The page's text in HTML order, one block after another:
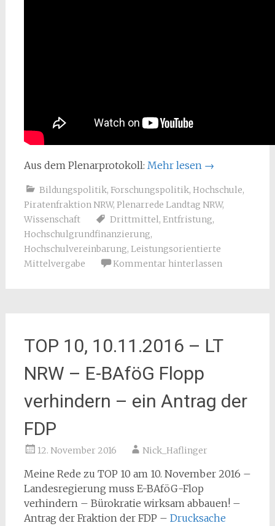
Aus dem Plenarprotokoll: Mehr lesen →
Bildungspolitik, Forschungspolitik, Hochschule,
Piratenfraktion NRW, Plenarrede Landtag NRW,
Wissenschaft
Drittmittel, Entfristung,
Hochschulgrundfinanzierung,
Hochschulvereinbarung, Leistungsorientierte
Mittelvergabe
Kommentar hinterlassen
TOP 10, 10.11.2016 – LT
NRW – E-BAföG Flopp
verhindern – ein Antrag der
FDP
12. November 2016 Nick_Haflinger
Meine Rede zu TOP 10 am 10. November 2016 –
Landesregierung muss E-BAföG-Flop
verhindern – Bürokratie wirksam abbauen! –
Antrag der Fraktion der FDP – Drucksache